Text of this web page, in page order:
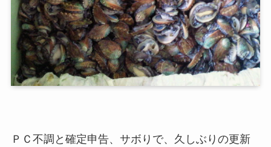
ＰＣ不調と確定申告、サボりで、久しぶりの更新